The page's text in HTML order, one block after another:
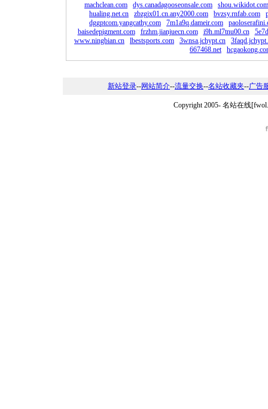
machclean.com dys.canadagooseonsale.com
shou.wikidot.com
hualing.net.cn
zbzgjx01.cn.any2000.com bvzsy.rnfab.com
dggptcom.yangcathy.com
7m1a9q.dameir.com
baisedepigment.com
frzhm.jianjuecn.com i9h.ml7tnu00.cn
www.ningbian.cn
lbestsports.com 3wnsa.jchypt.cn
667468.net
新站登录--网站简介--流量交换--名站收藏夹--广告
Copyright 2005- 名站在线